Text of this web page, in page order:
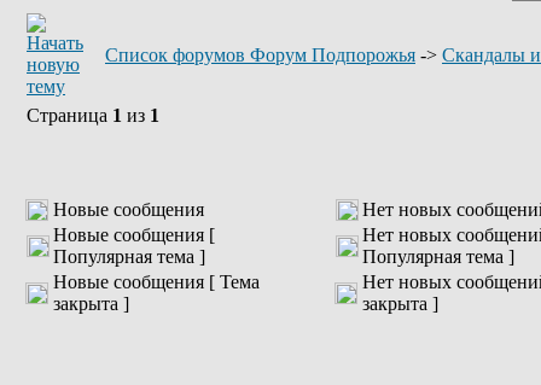
Список форумов Форум Подпорожья -> Скандалы и
Страница 1 из 1
Новые сообщения
Нет новых
Новые сообщения [
Популярная тема ]
Нет новых
Популярная тема ]
Новые сообщения [ Тема
закрыта ]
Нет новых
закрыта ]